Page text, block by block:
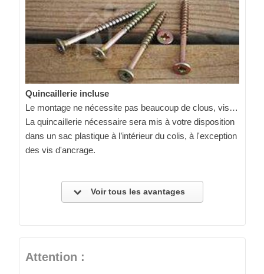
Quincaillerie incluse
Le montage ne nécessite pas beaucoup de clous, vis…
La quincaillerie nécessaire sera mis à votre disposition
dans un sac plastique à l’intérieur du colis, à l'exception
des vis d'ancrage.
Voir tous les avantages
Attention :